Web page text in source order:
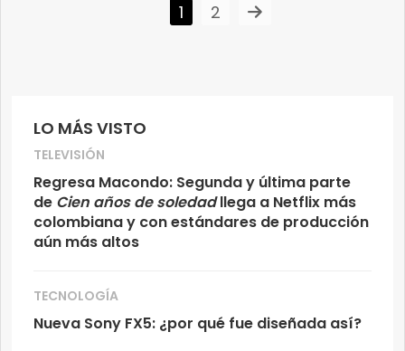
LO MÁS VISTO
TELEVISIÓN
Regresa Macondo: Segunda y última parte
de Cien años de soledadllega a Netflix más
colombiana y con estándares de producción
aún más altos
TECNOLOGÍA
Nueva Sony FX5: ¿por qué fue diseñada así?
1 2